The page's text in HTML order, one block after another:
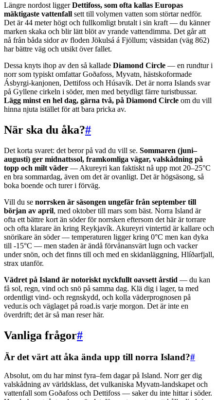
Längre nordost liggerDettifoss, som ofta kallas Europas
mäktigaste vattenfall sett till volymen vatten som störtar nedför.
Det är 44 meter högt och fullkomligt brutalt i sin kraft — du känner
marken skaka och blir lätt blöt av yrande vattendimma. Det går att
nå från båda sidor av floden Jökulsá á Fjöllum; västsidan (väg 862)
har bättre väg och utsikt över fallet.
Dessa knyts ihop av den så kallade Diamond Circle — en rundtur i
norr som typiskt omfattar Goðafoss, Myvatn, hästskoformade
Ásbyrgi-kanjonen, Dettifoss och Húsavík. Det är norra Islands svar
på Gyllene cirkeln i söder, men med betydligt färre turistbussar.
Lägg minst en hel dag, gärna två, på Diamond Circle om du vill
hinna njuta istället för att bara pricka av.
När ska du åka?#
Det korta svaret: det beror på vad du vill se. Sommaren (juni–
augusti) ger midnattssol, framkomliga vägar, valskådning på
topp och milt väder — Akureyri kan faktiskt nå upp mot 20–25°C
en bra sommardag, även om det är ovanligt. Det är högsäsong, så
boka boende och turer i förväg.
Vill du se norrsken är säsongen ungefär från september till
början av april, med oktober till mars som bäst. Norra Island är
ofta ett bättre kort än söder för norrsken eftersom det här är torrare
och ofta klarare än kring Reykjavík. Akureyri vintertid är kallare och
snörikare än söder — temperaturen ligger kring 0°C men kan dyka
till -15°C — men staden är ändå förvånansvärt lugn och vacker
under snön, och det finns till och med en skidanläggning, Hlíðarfjall,
strax utanför.
Vädret på Island är notoriskt nyckfullt oavsett årstid — du kan
få sol, regn, vind och snö på samma dag. Klä dig i lager, ta med
ordentligt vind- och regnskydd, och kolla väderprognosen på
vedur.is och väglaget på road.is varje morgon. Det är inte en
överdrift; det är så man reser här.
Vanliga frågor#
Är det värt att åka ända upp till norra Island?#
Absolut, om du har minst fyra–fem dagar på Island. Norr ger dig
valskådning av världsklass, det vulkaniska Myvatn-landskapet och
vattenfall som Goðafoss och Dettifoss — saker du inte hittar i söder.